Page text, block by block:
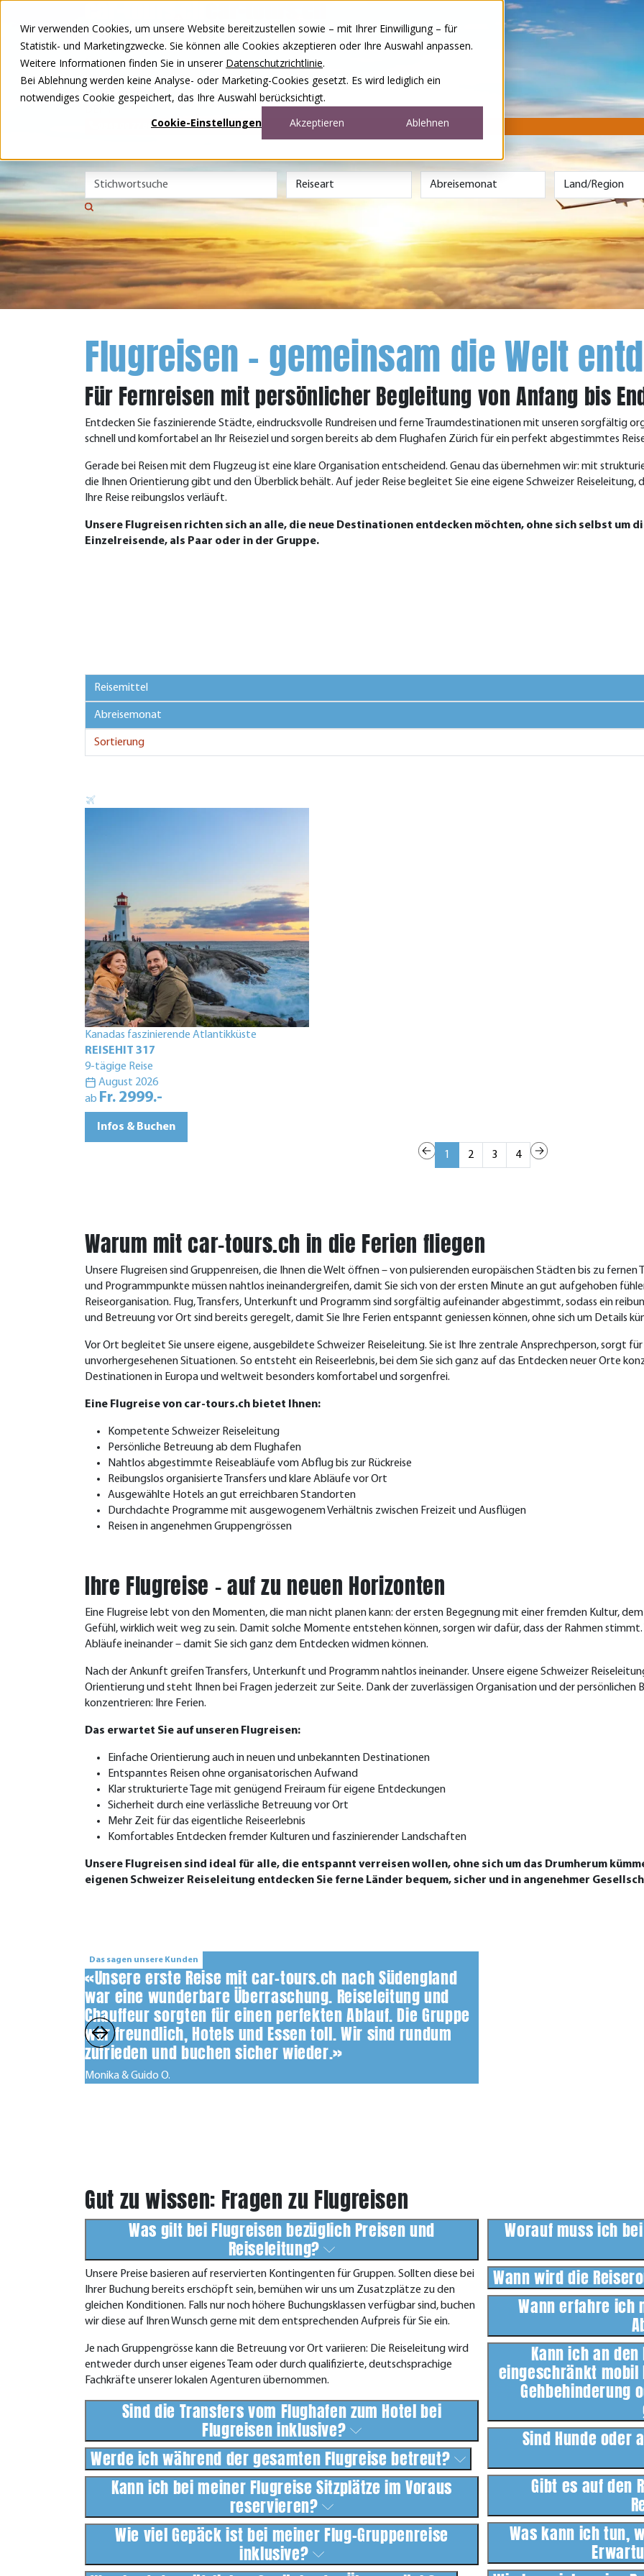
Wir verwenden Cookies, um unsere Website bereitzustellen sowie – mit Ihrer Einwilligung – für
Statistik- und Marketingzwecke. Sie können alle Cookies akzeptieren oder Ihre Auswahl anpassen.
Weitere Informationen finden Sie in unserer Datenschutzrichtlinie.
Bei Ablehnung werden keine Analyse- oder Marketing-Cookies gesetzt. Es wird lediglich ein
notwendiges Cookie gespeichert, das Ihre Auswahl berücksichtigt.
Cookie-Einstellungen
Akzeptieren Ablehnen
Unsere Reisen
Rund ums Reisen
Über uns
Kontakt
Wettbewerb
0848 00 77 88
Flugreisen – gemeinsam die Welt
Für Fernreisen mit persönlicher Begleitung von Anfang bis
Entdecken Sie faszinierende Städte, eindrucksvolle Rundreisen und ferne Traumdestinationen mit unseren sorgfältig
schnell und komfortabel an Ihr Reiseziel und sorgen bereits ab dem Flughafen Zürich für ein perfekt abgestimmtes
Gerade bei Reisen mit dem Flugzeug ist eine klare Organisation entscheidend. Genau das übernehmen wir: mit
die Ihnen Orientierung gibt und den Überblick behält. Auf jeder Reise begleitet Sie eine eigene Schweizer
Ihre Reise reibungslos verläuft.
Unsere Flugreisen richten sich an alle, die neue Destinationen entdecken möchten, ohne sich selbst um
Einzelreisende, als Paar oder in der Gruppe.
Kanadas faszinierende Atlantikküste
REISEHIT 317
9-tägige Reise
August 2026
ab Fr. 2999.-
Infos & Buchen
1 2 3 4
Warum mit car-tours.ch in die Ferien fliegen
Unsere Flugreisen sind Gruppenreisen, die Ihnen die Welt öffnen – von pulsierenden europäischen Städten bis zu
und Programmpunkte müssen nahtlos ineinandergreifen, damit Sie sich von der ersten Minute an gut aufgehoben
Reiseorganisation. Flug, Transfers, Unterkunft und Programm sind sorgfältig aufeinander abgestimmt, sodass ein
und Betreuung vor Ort sind bereits geregelt, damit Sie Ihre Ferien entspannt geniessen können, ohne sich um Details
Vor Ort begleitet Sie unsere eigene, ausgebildete Schweizer Reiseleitung. Sie ist Ihre zentrale Ansprechperson, sorgt
unvorhergesehenen Situationen. So entsteht ein Reiseerlebnis, bei dem Sie sich ganz auf das Entdecken neuer Orte
Destinationen in Europa und weltweit besonders komfortabel und sorgenfrei.
Eine Flugreise von car-tours.ch bietet Ihnen:
Kompetente Schweizer Reiseleitung
Persönliche Betreuung ab dem Flughafen
Nahtlos abgestimmte Reiseabläufe vom Abflug bis zur Rückreise
Reibungslos organisierte Transfers und klare Abläufe vor Ort
Ausgewählte Hotels an gut erreichbaren Standorten
Durchdachte Programme mit ausgewogenem Verhältnis zwischen Freizeit und Ausflügen
Reisen in angenehmen Gruppengrössen
Ihre Flugreise – auf zu neuen Horizonten
Eine Flugreise lebt von den Momenten, die man nicht planen kann: der ersten Begegnung mit einer fremden Kultur,
Gefühl, wirklich weit weg zu sein. Damit solche Momente entstehen können, sorgen wir dafür, dass der Rahmen
Abläufe ineinander – damit Sie sich ganz dem Entdecken widmen können.
Nach der Ankunft greifen Transfers, Unterkunft und Programm nahtlos ineinander. Unsere eigene Schweizer
Orientierung und steht Ihnen bei Fragen jederzeit zur Seite. Dank der zuverlässigen Organisation und der persönlichen
konzentrieren: Ihre Ferien.
Das erwartet Sie auf unseren Flugreisen:
Einfache Orientierung auch in neuen und unbekannten Destinationen
Entspanntes Reisen ohne organisatorischen Aufwand
Klar strukturierte Tage mit genügend Freiraum für eigene Entdeckungen
Sicherheit durch eine verlässliche Betreuung vor Ort
Mehr Zeit für das eigentliche Reiseerlebnis
Komfortables Entdecken fremder Kulturen und faszinierender Landschaften
Unsere Flugreisen sind ideal für alle, die entspannt verreisen wollen, ohne sich um das Drumherum
eigenen Schweizer Reiseleitung entdecken Sie ferne Länder bequem, sicher und in angenehmer
Das sagen unsere Kunden
«Unsere erste Reise mit car-tours.ch nach Südengland
war eine wunderbare Überraschung. Reiseleitung und
Chauffeur sorgten für einen perfekten Ablauf. Die Gruppe
war freundlich, Hotels und Essen toll. Wir sind rundum
zufrieden und buchen sicher wieder.»
Monika & Guido O.
Gut zu wissen: Fragen zu Flugreisen
Was gilt bei Flugreisen bezüglich Preisen und
Reiseleitung?
Unsere Preise basieren auf reservierten Kontingenten für Gruppen. Sollten diese bei
Ihrer Buchung bereits erschöpft sein, bemühen wir uns um Zusatzplätze zu den
gleichen Konditionen. Falls nur noch höhere Buchungsklassen verfügbar sind, buchen
wir diese auf Ihren Wunsch gerne mit dem entsprechenden Aufpreis für Sie ein.
Je nach Gruppengrösse kann die Betreuung vor Ort variieren: Die Reiseleitung wird
entweder durch unser eigenes Team oder durch qualifizierte, deutschsprachige
Fachkräfte unserer lokalen Agenturen übernommen.
Sind die Transfers vom Flughafen zum Hotel bei
Flugreisen inklusive?
Werde ich während der gesamten Flugreise betreut?
Kann ich bei meiner Flugreise Sitzplätze im Voraus
reservieren?
Wie viel Gepäck ist bei meiner Flug-Gruppenreise
inklusive?
Worauf muss ich
Wann wird die
Wann erfahre ich
Kann ich an
eingeschränkt mobil
Gehbehinderung
Sind Hunde oder
Gibt es auf den
Was kann ich tun,